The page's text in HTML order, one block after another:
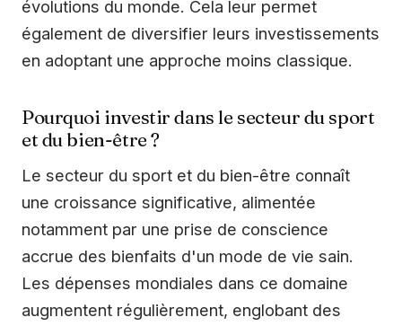
évolutions du monde. Cela leur permet
également de diversifier leurs investissements
en adoptant une approche moins classique.
Pourquoi investir dans le secteur du sport
et du bien-être ?
Le secteur du sport et du bien-être connaît
une croissance significative, alimentée
notamment par une prise de conscience
accrue des bienfaits d'un mode de vie sain.
Les dépenses mondiales dans ce domaine
augmentent régulièrement, englobant des